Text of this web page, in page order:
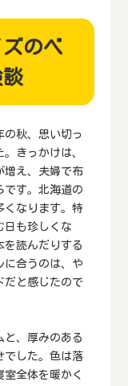
のベ
の秋、思い切っ
きっかけは、
増え、夫婦で布
です。北海道の
くなります。特
日も珍しくな
を読んだりする
に合うのは、や
だと感じたので
と、厚みのある
でした。色は落
全体を暖かく